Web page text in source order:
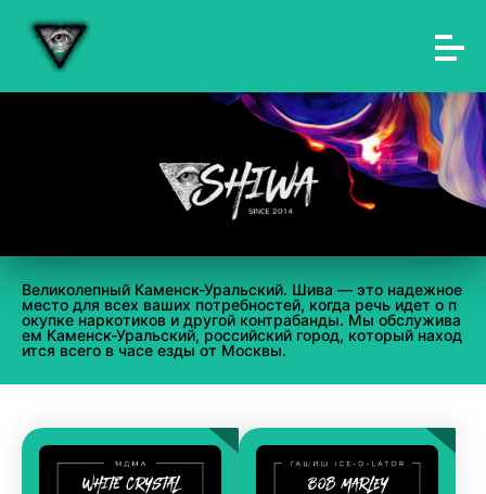
Великолепный Каменск-Уральский. Шива — это надежное
место для всех ваших потребностей, когда речь идет о п
окупке наркотиков и другой контрабанды. Мы обслужива
ем Каменск-Уральский, российский город, который наход
ится всего в часе езды от Москвы.